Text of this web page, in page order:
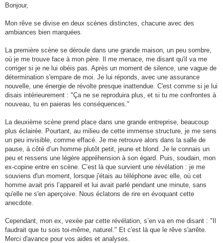
s
g
Bonjour,
Mon rêve se divise en deux scènes distinctes, chacune avec des
ambiances bien marquées.
La première scène se déroule dans une grande maison, un peu sombre,
où je me trouve face à mon père. Il me menace, me disant qu'il va me
corriger si je ne lui obéis pas. Après un moment de silence, une vague de
détermination s'empare de moi. Je lui réponds, avec une assurance
nouvelle, une énergie de révolte presque inattendue. C'est comme si je lui
disais intérieurement : "Ça ne se reproduira plus, et si tu me confrontes à
nouveau, tu en paieras les conséquences."
La deuxième scène prend place dans une grande entreprise, beaucoup
plus éclairée. Pourtant, au milieu de cette immense structure, je me sens
un peu invisible, comme effacé. Je me retrouve alors dans la salle de
pause, à côté d’un homme plutôt petit, jeune et blond. Je le connais un
peu et ressens une légère appréhension à son égard. Puis, soudain, mon
ex-copine entre en scène. C’est là que survient une révélation : je me
souviens d'un moment, lorsque j'étais au téléphone avec elle, où cet
homme avait pris l’appareil et lui avait parlé pendant une minute, sans
qu'elle ne s'en aperçoive. Nous éclatons de rire en évoquant cette
anecdote.
Cependant, mon ex, vexée par cette révélation, s’en va en me disant : "Il
faudrait que tu sois toi-même, naturel." Et c'est là que le rêve s'arrête.
Merci d'avance pour vos aides et analyses.